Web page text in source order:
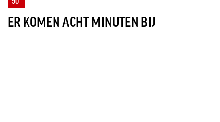
ER KOMEN ACHT MINUTEN BIJ